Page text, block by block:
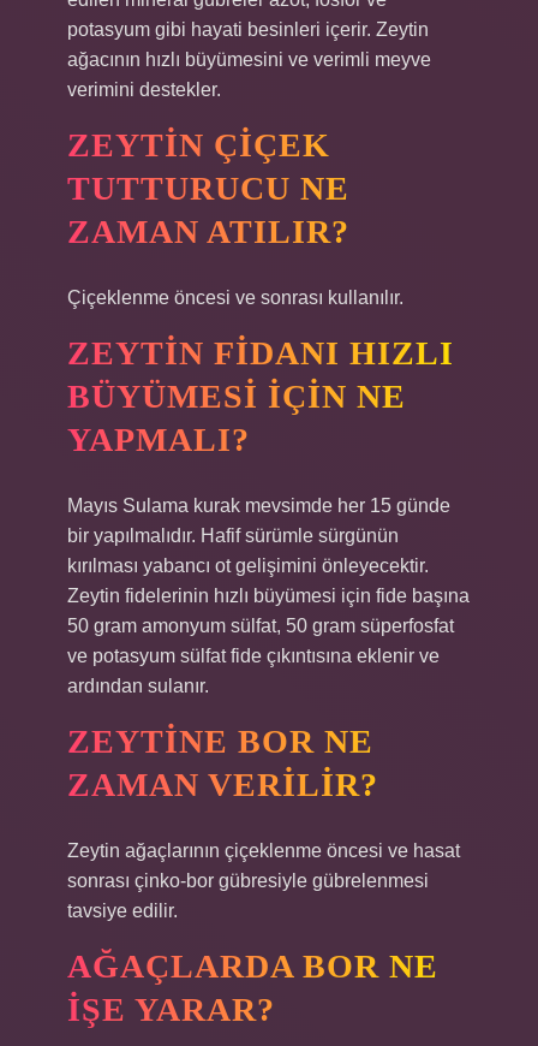
potasyum gibi hayati besinleri içerir. Zeytin
ağacının hızlı büyümesini ve verimli meyve
verimini destekler.
ZEYTIN ÇIÇEK
TUTTURUCU NE
ZAMAN ATILIR?
Çiçeklenme öncesi ve sonrası kullanılır.
ZEYTIN FIDANI HIZLI
BÜYÜMESI IÇIN NE
YAPMALI?
Mayıs Sulama kurak mevsimde her 15 günde
bir yapılmalıdır. Hafif sürümle sürgünün
kırılması yabancı ot gelişimini önleyecektir.
Zeytin fidelerinin hızlı büyümesi için fide başına
50 gram amonyum sülfat, 50 gram süperfosfat
ve potasyum sülfat fide çıkıntısına eklenir ve
ardından sulanır.
ZEYTINE BOR NE
ZAMAN VERILIR?
Zeytin ağaçlarının çiçeklenme öncesi ve hasat
sonrası çinko-bor gübresiyle gübrelenmesi
tavsiye edilir.
AĞAÇLARDA BOR NE
IŞE YARAR?